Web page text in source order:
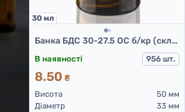
30 мл
Банка БДС 30-27.5 ОС б/кр (скляні баночки 30 мл)
В наявності 956 шт.
8.50 ₴
Висота
50 мм
Діаметр
33 мм